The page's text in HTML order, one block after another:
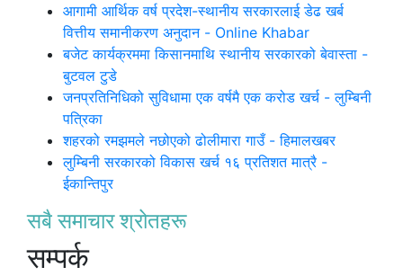
आगामी आर्थिक वर्ष प्रदेश-स्थानीय सरकारलाई डेढ खर्ब
वित्तीय समानीकरण अनुदान - Online Khabar
बजेट कार्यक्रममा किसानमाथि स्थानीय सरकारको बेवास्ता -
बुटवल टुडे
जनप्रतिनिधिको सुविधामा एक वर्षमै एक करोड खर्च - लुम्बिनी
पत्रिका
शहरको रमझमले नछोएको ढोलीमारा गाउँ - हिमालखबर
लुम्बिनी सरकारको विकास खर्च १६ प्रतिशत मात्रै -
ईकान्तिपुर
सबै समाचार श्रोतहरू
सम्पर्क